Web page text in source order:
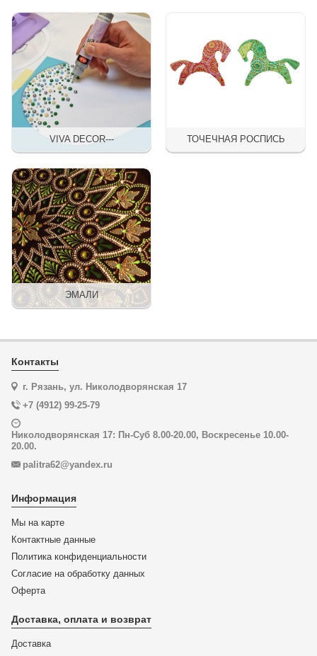
VIVA DECOR--- ТОЧЕЧНАЯ РОСПИСЬ
ЭМАЛИ
Контакты
г. Рязань, ул. Николодворянская 17
+7 (4912) 99-25-79
Николодворянская 17: Пн-Суб 8.00-20.00, Воскресенье 10.00-
20.00.
palitra62@yandex.ru
Информация
Мы на карте
Контактные данные
Политика конфиденциальности
Согласие на обработку данных
Оферта
Доставка, оплата и возврат
Доставка